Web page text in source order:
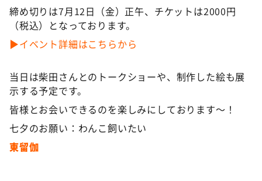
締め切りは7月12日（金）正午、チケットは2000円
（税込）となっております。
▶イベント詳細はこちらから
当日は柴田さんとのトークショーや、制作した絵も展
示する予定です。
皆様とお会いできるのを楽しみにしております～！
七夕のお願い：わんこ飼いたい
東留伽